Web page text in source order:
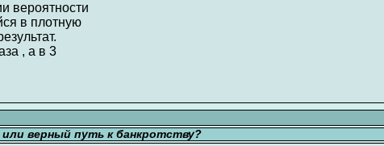
вероятности
в плотную
, а в 3
верный путь к банкротству?